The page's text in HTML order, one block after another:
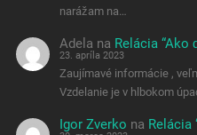
narážam na…
Adela na Relácia “Ako
23. apríla 2023
Zaujímavé informácie ,
Vzdelanie je v hlbokom
Igor Zverko na Relácia